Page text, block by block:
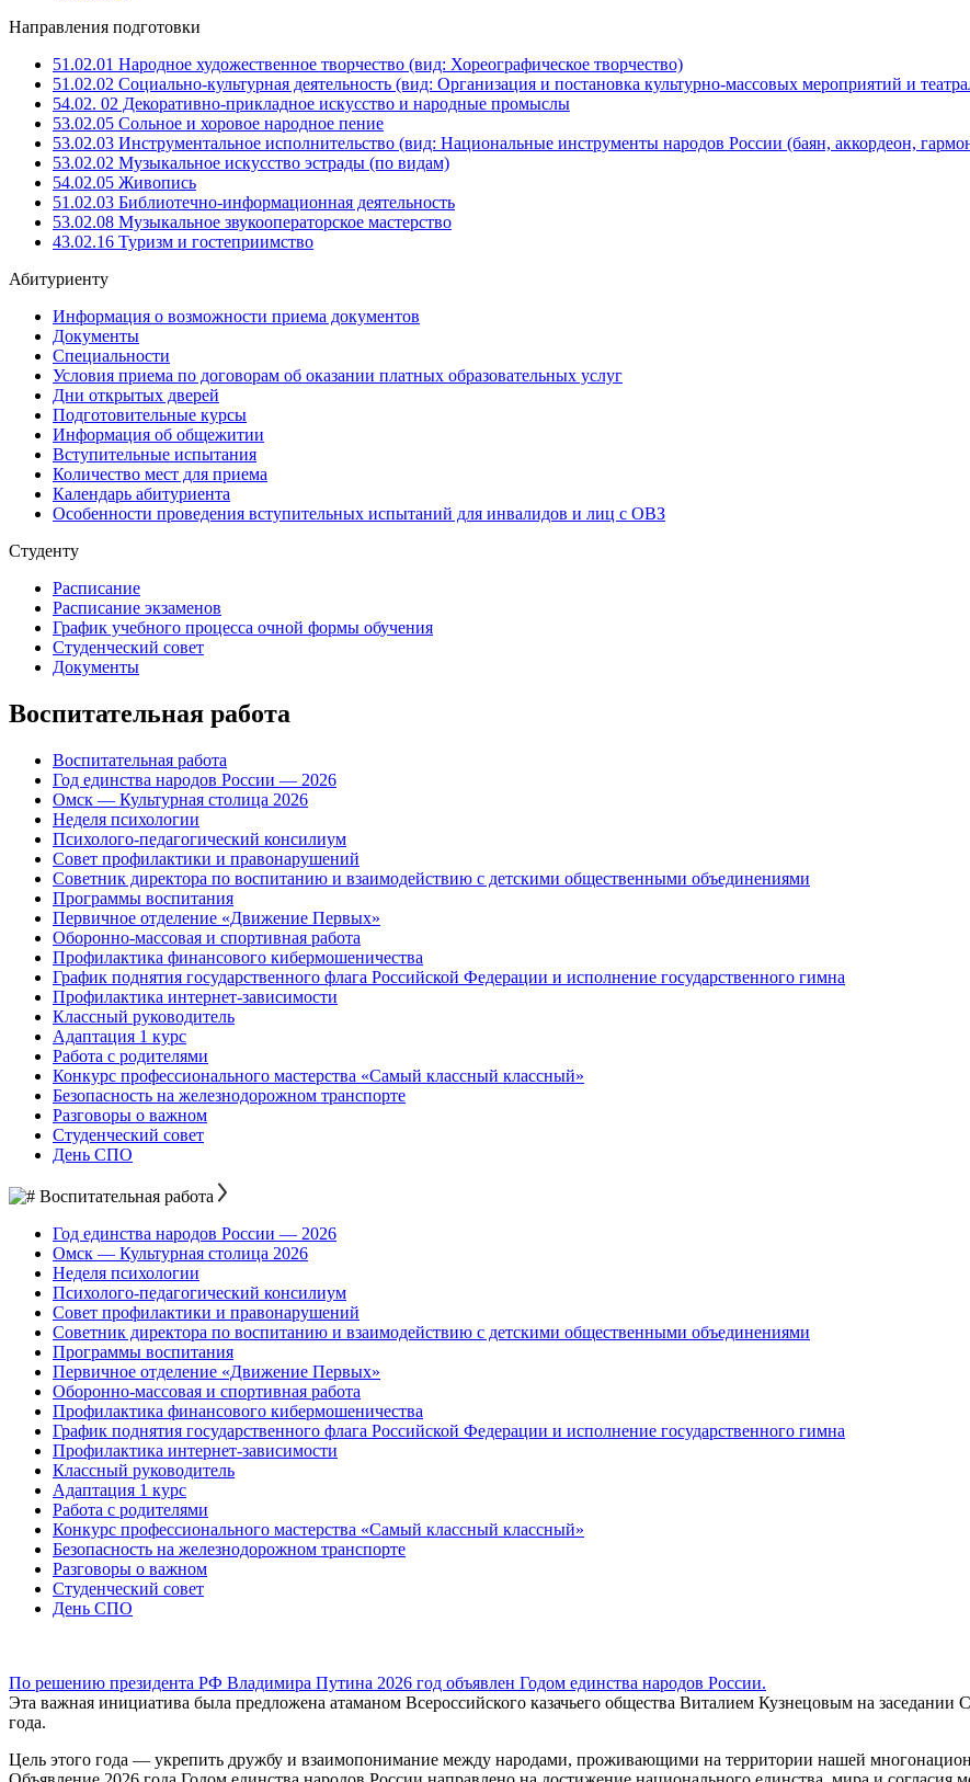
Направления подготовки
51.02.01 Народное художественное творчество (вид: Хореографическое творчество)
51.02.02 Социально-культурная деятельность (вид: Организация и постановка культурно-массовых мероприятий и
54.02. 02 Декоративно-прикладное искусство и народные промыслы
53.02.05 Сольное и хоровое народное пение
53.02.03 Инструментальное исполнительство (вид: Национальные инструменты народов России (баян, аккордеон,
53.02.02 Музыкальное искусство эстрады (по видам)
54.02.05 Живопись
51.02.03 Библиотечно-информационная деятельность
53.02.08 Музыкальное звукооператорское мастерство
43.02.16 Туризм и гостеприимство
Абитуриенту
Информация о возможности приема документов
Документы
Специальности
Условия приема по договорам об оказании платных образовательных услуг
Дни открытых дверей
Подготовительные курсы
Информация об общежитии
Вступительные испытания
Количество мест для приема
Календарь абитуриента
Особенности проведения вступительных испытаний для инвалидов и лиц с ОВЗ
Студенту
Расписание
Расписание экзаменов
График учебного процесса очной формы обучения
Студенческий совет
Документы
Воспитательная работа
Воспитательная работа
Год единства народов России — 2026
Омск — Культурная столица 2026
Неделя психологии
Психолого-педагогический консилиум
Совет профилактики и правонарушений
Советник директора по воспитанию и взаимодействию с детскими общественными объединениями
Программы воспитания
Первичное отделение «Движение Первых»
Оборонно-массовая и спортивная работа
Профилактика финансового кибермошеничества
График поднятия государственного флага Российской Федерации и исполнение государственного гимна
Профилактика интернет-зависимости
Классный руководитель
Адаптация 1 курс
Работа с родителями
Конкурс профессионального мастерства «Самый классный классный»
Безопасность на железнодорожном транспорте
Разговоры о важном
Студенческий совет
День СПО
Воспитательная работа
Год единства народов России — 2026
Омск — Культурная столица 2026
Неделя психологии
Психолого-педагогический консилиум
Совет профилактики и правонарушений
Советник директора по воспитанию и взаимодействию с детскими общественными объединениями
Программы воспитания
Первичное отделение «Движение Первых»
Оборонно-массовая и спортивная работа
Профилактика финансового кибермошеничества
График поднятия государственного флага Российской Федерации и исполнение государственного гимна
Профилактика интернет-зависимости
Классный руководитель
Адаптация 1 курс
Работа с родителями
Конкурс профессионального мастерства «Самый классный классный»
Безопасность на железнодорожном транспорте
Разговоры о важном
Студенческий совет
День СПО
По решению президента РФ Владимира Путина 2026 год объявлен Годом единства народов России.
Эта важная инициатива была предложена атаманом Всероссийского казачьего общества Виталием Кузнецовым на
года.
Цель этого года — укрепить дружбу и взаимопонимание между народами, проживающими на территории нашей